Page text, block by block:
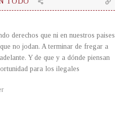
derechos que ni en nuestros paises
no jodan. A terminar de fregar a
Y de que y a dónde piensan
para los ilegales